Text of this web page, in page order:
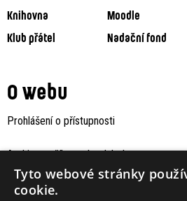
Knihovna
Moodle
Klub přátel
Nadační fond
O webu
Prohlášení o přístupnosti
Archiv staršího webu Jaboku
Tyto webové stránky
cookie.